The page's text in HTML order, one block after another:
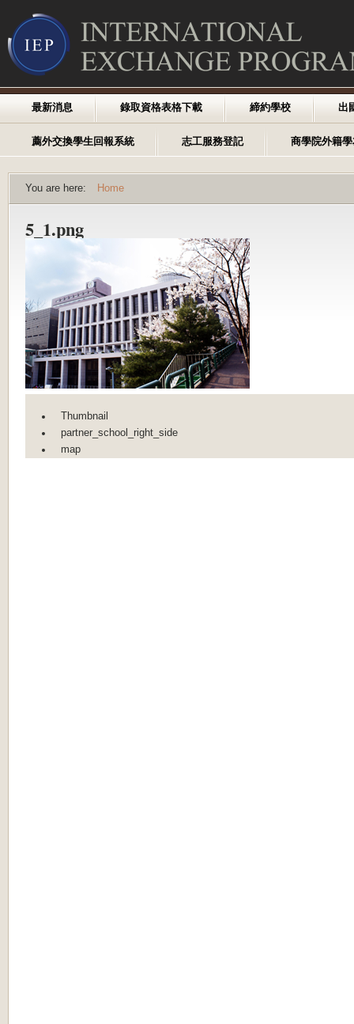
最新消息 錄取資格表格下載 締約學校 出
薦外交換學生回報系統 志工服務登記 商學院外籍
You are here: Home
5_1.png
Thumbnail
partner_school_right_side
map